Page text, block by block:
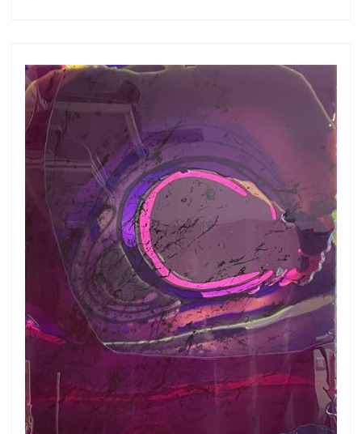
Get connected
As a member of the »IMMAGIS MAILING LIST«
you will recieve first invitations and info of
exclusive previews, opening receptions, current
exhibitions, new artists, special editions and a lot
more.
Subscribe